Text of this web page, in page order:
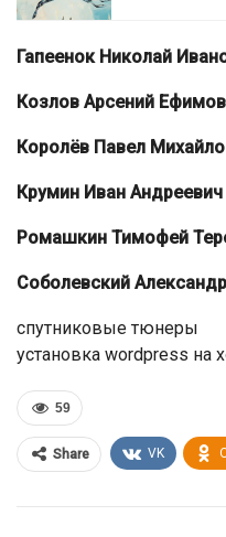
Гапеенок Николай
Козлов Арсений
Королёв Павел
Крумин Иван Андреевич
Ромашкин Тимофей
Соболевский
спутниковые тюнеры
установка wordpress на
59
Share VK